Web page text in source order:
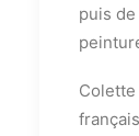
puis
Colette